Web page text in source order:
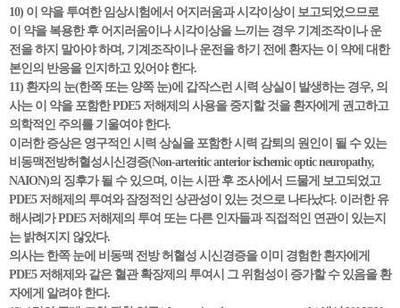
10) 이 약을 투여한 임상시험에서 어지러움과 시각이상이 보고되었으므로
이 약을 복용한 후 어지러움이나 시각이상을 느끼는 경우 기계조작이나 운
전을 하지 말아야 하며, 기계조작이나 운전을 하기 전에 환자는 이 약에 대한
본인의 반응을 인지하고 있어야 한다.
11) 환자의 눈(한쪽 또는 양쪽 눈)에 갑작스런 시력 상실이 발생하는 경우, 의
사는 이 약을 포함한 PDE5 저해제의 사용을 중지할 것을 환자에게 권고하고
의학적인 주의를 기울여야 한다.
이러한 증상은 영구적인 시력 상실을 포함한 시력 감퇴의 원인이 될 수 있는
비동맥전방허혈성시신경증(Non-arteritic anterior ischemic optic neuropathy,
NAION)의 징후가 될 수 있으며, 이는 시판 후 조사에서 드물게 보고되었고
PDE5 저해제의 투여와 잠정적인 상관성이 있는 것으로 나타났다. 이러한 유
해사례가 PDE5 저해제의 투여 또는 다른 인자들과 직접적인 연관이 있는지
는 밝혀지지 않았다.
의사는 한쪽 눈에 비동맥 전방 허혈성 시신경증을 이미 경험한 환자에게
PDE5 저해제와 같은 혈관 확장제의 투여시 그 위험성이 증가할 수 있음을 환
자에게 알려야 한다.